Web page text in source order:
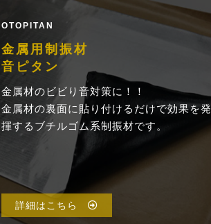
OTOPITAN
金属用制振材
音ピタン
金属材のビビり音対策に！！
金属材の裏面に貼り付けるだけで効果を発
揮するブチルゴム系制振材です。
詳細はこちら